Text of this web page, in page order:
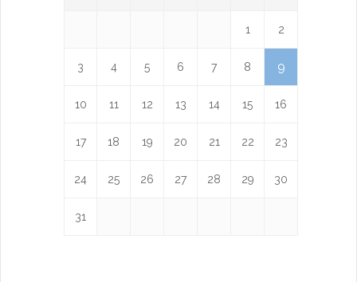
1 2
3 4 5 6 7 8 9
10 11 12 13 14 15 16
17 18 19 20 21 22 23
24 25 26 27 28 29 30
31